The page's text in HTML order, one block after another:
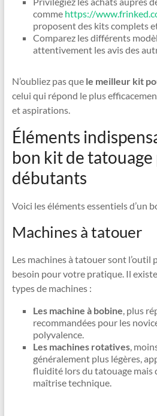
comme https://
proposent des kits complets
Comparez les différents
attentivement les avis des
N’oubliez pas que le meilleur kit
celui qui répond le plus
et aspirations.
Éléments
bon kit de
débutants
Voici les éléments essentiels d’un
Machines à tatouer
Les machines à tatouer sont
besoin pour votre pratique. Il
types de machines :
Les machine à bobine, plus
recommandées pour les
polyvalence.
Les machines rotatives,
généralement plus légères,
fluidité lors du tatouage mais
maîtrise technique.